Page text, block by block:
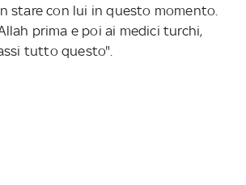
stare con lui in questo momento.
prima e poi ai medici turchi,
tutto questo".